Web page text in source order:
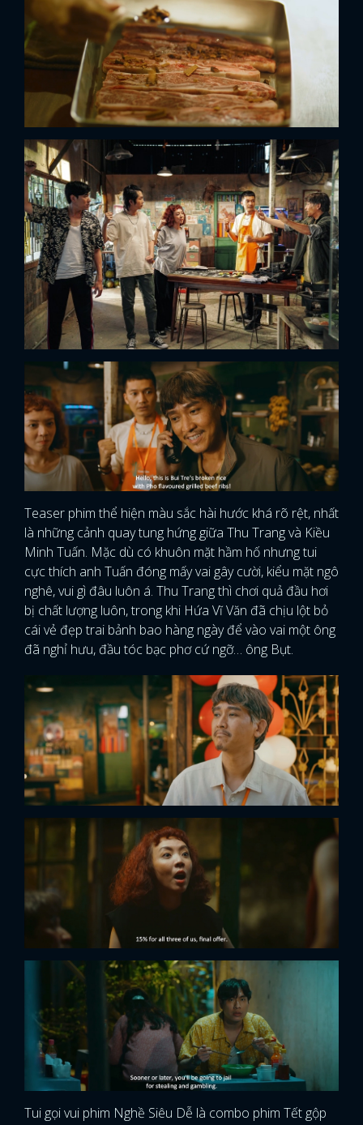
Teaser phim thể hiện màu sắc hài hước khá rõ rệt, nhất
là những cảnh quay tung hứng giữa Thu Trang và Kiều
Minh Tuấn. Mặc dù có khuôn mặt hầm hố nhưng tui
cực thích anh Tuấn đóng mấy vai gây cười, kiểu mặt ngô
nghê, vui gì đâu luôn á. Thu Trang thì chơi quả đầu hơi
bị chất lượng luôn, trong khi Hứa Vĩ Văn đã chịu lột bỏ
cái vẻ đẹp trai bảnh bao hàng ngày để vào vai một ông
đã nghỉ hưu, đầu tóc bạc phơ cứ ngỡ… ông Bụt.
Tui gọi vui phim Nghề Siêu Dễ là combo phim Tết gộp